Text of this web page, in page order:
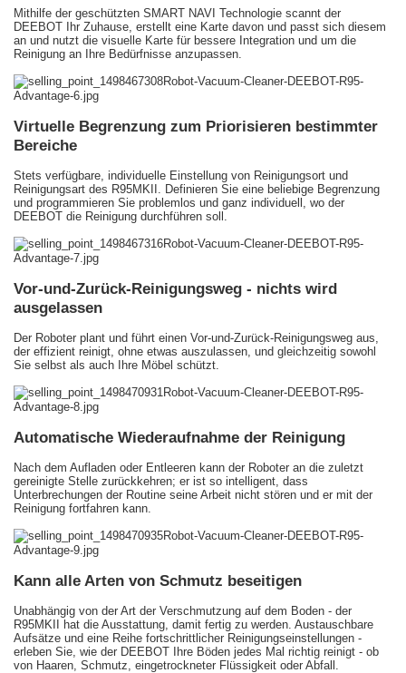
Mithilfe der geschützten SMART NAVI Technologie scannt der
DEEBOT Ihr Zuhause, erstellt eine Karte davon und passt sich diesem
an und nutzt die visuelle Karte für bessere Integration und um die
Reinigung an Ihre Bedürfnisse anzupassen.
Virtuelle Begrenzung zum Priorisieren bestimmter
Bereiche
Stets verfügbare, individuelle Einstellung von Reinigungsort und
Reinigungsart des R95MKII. Definieren Sie eine beliebige Begrenzung
und programmieren Sie problemlos und ganz individuell, wo der
DEEBOT die Reinigung durchführen soll.
Vor-und-Zurück-Reinigungsweg - nichts wird
ausgelassen
Der Roboter plant und führt einen Vor-und-Zurück-Reinigungsweg aus,
der effizient reinigt, ohne etwas auszulassen, und gleichzeitig sowohl
Sie selbst als auch Ihre Möbel schützt.
Automatische Wiederaufnahme der Reinigung
Nach dem Aufladen oder Entleeren kann der Roboter an die zuletzt
gereinigte Stelle zurückkehren; er ist so intelligent, dass
Unterbrechungen der Routine seine Arbeit nicht stören und er mit der
Reinigung fortfahren kann.
Kann alle Arten von Schmutz beseitigen
Unabhängig von der Art der Verschmutzung auf dem Boden - der
R95MKII hat die Ausstattung, damit fertig zu werden. Austauschbare
Aufsätze und eine Reihe fortschrittlicher Reinigungseinstellungen -
erleben Sie, wie der DEEBOT Ihre Böden jedes Mal richtig reinigt - ob
von Haaren, Schmutz, eingetrockneter Flüssigkeit oder Abfall.